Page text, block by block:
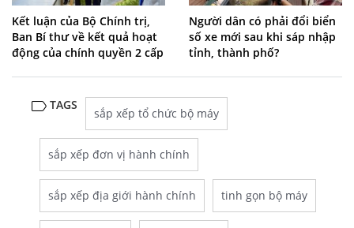
Kết luận của Bộ Chính trị,
Ban Bí thư về kết quả hoạt
động của chính quyền 2 cấp
Người dân có phải đổi biển
số xe mới sau khi sáp nhập
tỉnh, thành phố?
TAGS
sắp xếp tổ chức bộ máy
sắp xếp đơn vị hành chính
sắp xếp địa giới hành chính tinh gọn bộ máy